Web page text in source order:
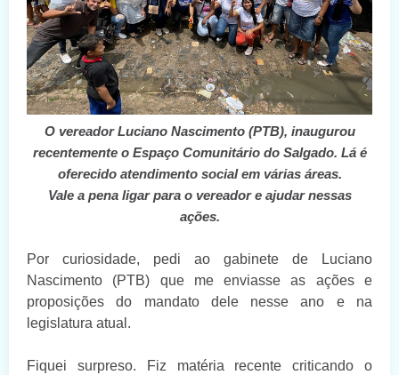
O vereador Luciano Nascimento (PTB), inaugurou
recentemente o Espaço Comunitário do Salgado. Lá é
oferecido atendimento social em várias áreas.
Vale a pena ligar para o vereador e ajudar nessas
ações.
Por curiosidade, pedi ao gabinete de Luciano
Nascimento (PTB) que me enviasse as ações e
proposições do mandato dele nesse ano e na
legislatura atual.
Fiquei surpreso. Fiz matéria recente criticando o